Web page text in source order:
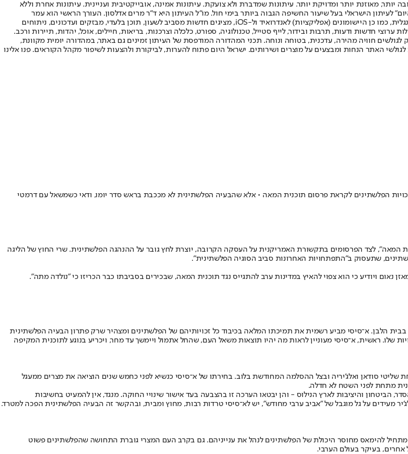
מאוזנת יותר ומדויקת יותר. עיתונות שמדברת ולא צועקת. עיתונות אמינה, אובייקטיבית ועניינית. עיתונות אחרת וללא
הראשונה פורסמה ב-30 ביולי 2007, וב-2010 הפך "ישראל היום" לעיתון הישראלי בעל שיעור החשיפה הגבוה ביותר בימי חול. מו"ל העיתון היא ד"ר מרים אדלסון. העורך הראשי הוא עמר
לחמנוביץ, והעורך המייסד הוא עמוס רגב. אתרי האינטרנט של "ישראל היום" בעברית ובאנגלית, כמו כן היישומונים (אפליקציות) לאנדרואיד ול-iOS, מציגים חדשות מסביב לשעון, תוכן בלעדי, מבזקים ועדכונים, ניתוחים
ערוצי חדשות ודעות, תרבות ובידור, לייף סטייל, טכנולוגיה, ספורט, כלכלה וצרכנות, בריאות, חיילים, אוכל, יהדות, תיירות ורכב.
לגולשים חוויה מהירה, עדכנית, בטוחה ונוחה. תכני המהדורה המודפסת של העיתון זמינים גם באתר, במהדורה יומית מקוונת,
האתר הנחות ומבצעים על מוצרים ושירותים. ישראל היום פתוח להערות, לביקורת ולהצעות לשיפור מקהל הקוראים. פנו אלינו
הפלשתינים לקראת פרסום תוכנית המאה • אלא שהבעיה הפלשתינית לא מככבת בראש סדר יומו, ודאי כשמשאל עם דרמטי
המאה", לצד הפרסומים בתקשורת האמריקנית על העסקה הקרובה, יוצרת לחץ גובר על ההנהגה הפלשתינית. שרי החוץ של הליגה
שתעסוק ב"התפתחויות האחרונות סביב הסוגיה הפלשתינית".
נאום ויודיע כי הוא צפוי להאיץ במדינות ערב להתגייס נגד תוכנית המאה, שבכירים בסביבתו כבר הכריזו כי "נולדה מתה".
הלבן. א־סיסי מביע רשמית את תמיכתו המלאה בכיבוד כל זכויותיהם של הפלשתינים ומצהיר שרק פתרון הבעיה הפלשתינית
ראשית, א־סיסי מעוניין לראות מה יהיו תוצאות משאל העם, שהחל אתמול ויימשך עד מחר, ויכריע בנוגע לתוכנית המקיפה
סודאן ואלג'יריה ובצל ההסלמה המחודשת בלוב. בחירתו של א־סיסי כנשיא לפני כחמש שנים הוציאה את מצרים ממעגל
מתחת לפני השטח לא חדלה.
והיציבות לארץ הנילוס - והן יבטאו הערכה זו בהצבעה בעד אישור שינויי החוקה. מנגד, אין להמעיט בחשיבות
מעידים על גל מוגבל של "אביב ערבי מחודש", יש לא־סיסי טרדות רבות, מחוץ ומבית, ובהקשר זה הבעיה הפלשתינית הפכה למטרד.
מתחיל להימאס מחוסר היכולת של הפלשתינים לנהל את ענייניהם. גם בקרב העם המצרי גוברת התחושה שהפלשתינים פשוט
אחרים, בעיקר בעולם הערבי.